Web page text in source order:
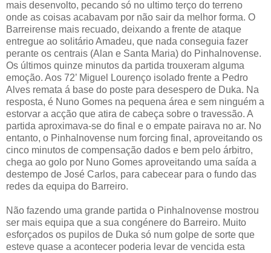
mais desenvolto, pecando só no ultimo terço do terreno
onde as coisas acabavam por não sair da melhor forma. O
Barreirense mais recuado, deixando a frente de ataque
entregue ao solitário Amadeu, que nada conseguia fazer
perante os centrais (Alan e Santa Maria) do Pinhalnovense.
Os últimos quinze minutos da partida trouxeram alguma
emoção. Aos 72’ Miguel Lourenço isolado frente a Pedro
Alves remata á base do poste para desespero de Duka. Na
resposta, é Nuno Gomes na pequena área e sem ninguém a
estorvar a acção que atira de cabeça sobre o travessão. A
partida aproximava-se do final e o empate pairava no ar. No
entanto, o Pinhalnovense num forcing final, aproveitando os
cinco minutos de compensação dados e bem pelo árbitro,
chega ao golo por Nuno Gomes aproveitando uma saída a
destempo de José Carlos, para cabecear para o fundo das
redes da equipa do Barreiro.
Não fazendo uma grande partida o Pinhalnovense mostrou
ser mais equipa que a sua congénere do Barreiro. Muito
esforçados os pupilos de Duka só num golpe de sorte que
esteve quase a acontecer poderia levar de vencida esta